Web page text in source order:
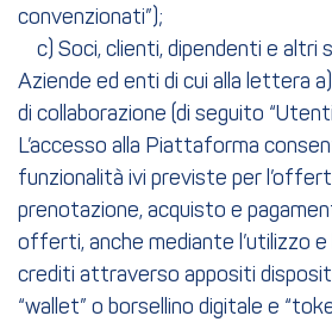
convenzionati”);
c) Soci, clienti, dipendenti e altri
Aziende ed enti di cui alla lettera
di collaborazione (di seguito
L’accesso alla Piattaforma
funzionalità ivi previste per
prenotazione, acquisto e
offerti, anche mediante l’utilizzo e
crediti attraverso appositi
“wallet” o borsellino digitale e